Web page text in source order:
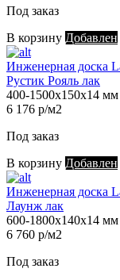
Под заказ
В корзину Добавлен
Инженерная доска
Рустик Рояль лак
400-1500х150х14 мм
6 176 р/м2
Под заказ
В корзину Добавлен
Инженерная доска
Лаунж лак
600-1800х140х14 мм
6 760 р/м2
Под заказ